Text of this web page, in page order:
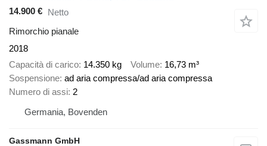
14.900 € Netto
Rimorchio pianale
2018
Capacità di carico 14.350 kg Volume 16,73 m³
Sospensione ad aria compressa/ad aria compressa
Numero di assi 2
Germania, Bovenden
Gassmann GmbH